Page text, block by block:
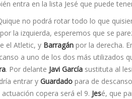
entra en la lista Jesé que puede
no podrá rotar todo lo que
por la izquierda, esperemos que se
el Atletic, y Barragán por la derecha.
a uno de los dos más utilizados
. Por delante Javi Garcí­a sustituta al
entrar y Guardado para de
copera será el 9. Jesé, que